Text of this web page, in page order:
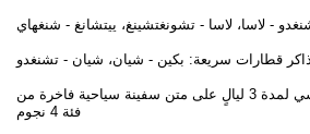
- لاسا، لاسا - تشونغتشينغ، ييتشانغ - شنغهاي
قطارات سريعة: بكين - شيان، شيان - تشنغدو
جولة نهرية على نهر اليانغتسي لمدة 3 ليالٍ على متن سفينة سياحية فاخرة من
فئة 4 نجوم